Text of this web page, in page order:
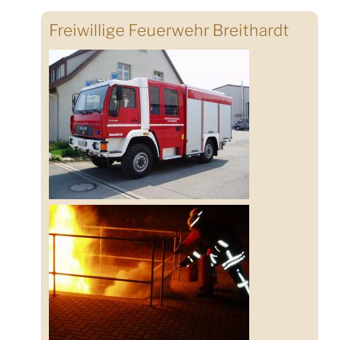
Freiwillige Feuerwehr Breithardt